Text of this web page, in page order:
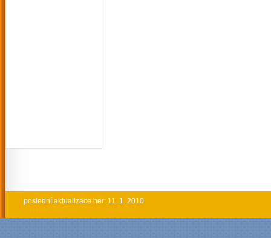
poslední aktualizace her: 11. 1. 2010